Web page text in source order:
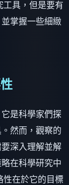
工具，但是要有
掌握一些細緻
是科學家們探
然而，觀察的
深入理解並解
在科學研究中
性在於它的目標